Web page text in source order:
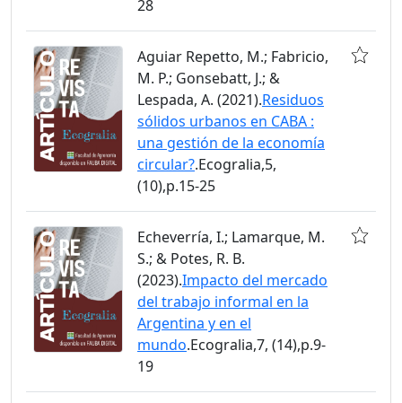
28
Aguiar Repetto, M.; Fabricio,
M. P.; Gonsebatt, J.; &
Lespada, A. (2021).Residuos
sólidos urbanos en CABA :
una gestión de la economía
circular?.Ecogralia,5,
(10),p.15-25
Echeverría, I.; Lamarque, M.
S.; & Potes, R. B.
(2023).Impacto del mercado
del trabajo informal en la
Argentina y en el
mundo.Ecogralia,7, (14),p.9-
19